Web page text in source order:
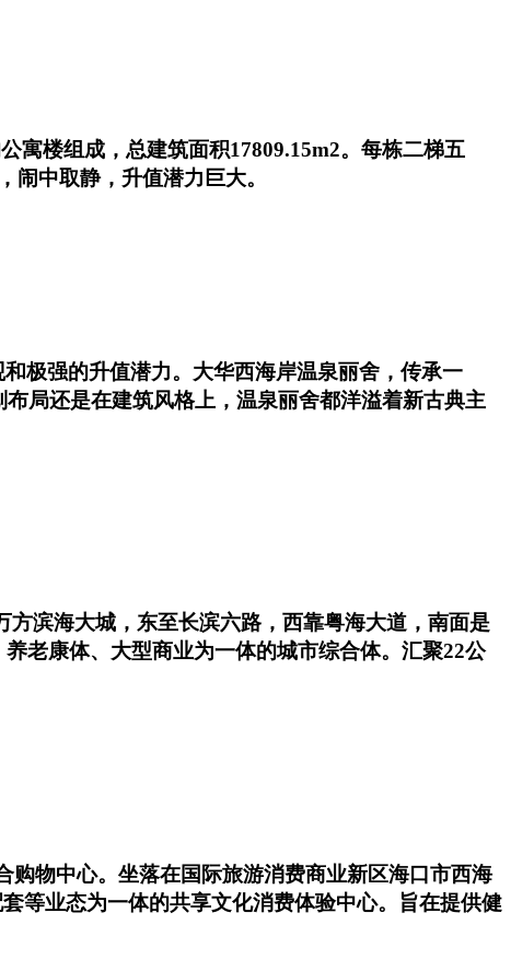
寓楼组成，总建筑面积17809.15m2。每栋二梯五
中取静，升值潜力巨大。
极强的升值潜力。大华西海岸温泉丽舍，传承一
局还是在建筑风格上，温泉丽舍都洋溢着新古典主
滨海大城，东至长滨六路，西靠粤海大道，南面是
老康体、大型商业为一体的城市综合体。汇聚22公
物中心。坐落在国际旅游消费商业新区海口市西海
等业态为一体的共享文化消费体验中心。旨在提供健